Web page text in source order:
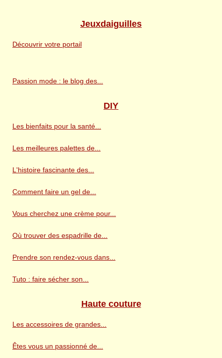
Jeuxdaiguilles
Découvrir votre portail
Passion mode : le blog des...
DIY
Les bienfaits pour la santé...
Les meilleures palettes de...
L'histoire fascinante des...
Comment faire un gel de...
Vous cherchez une crème pour...
Où trouver des espadrille de...
Prendre son rendez-vous dans...
Tuto : faire sécher son...
Haute couture
Les accessoires de grandes...
Êtes vous un passionné de...